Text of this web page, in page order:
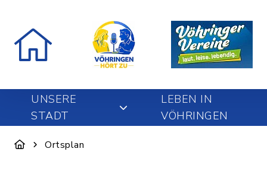
UNSERE
STADT
LEBEN IN
VÖHRINGEN
Ortsplan